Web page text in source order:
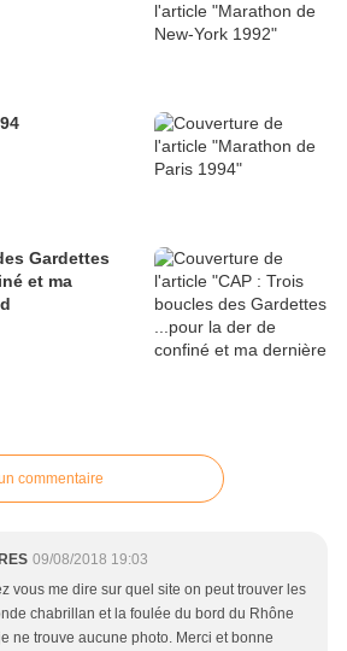
Gardettes
et ma
commentaire
09/08/2018 19:03
vous me dire sur quel site on peut trouver les
chabrillan et la foulée du bord du Rhône
ne trouve aucune photo. Merci et bonne